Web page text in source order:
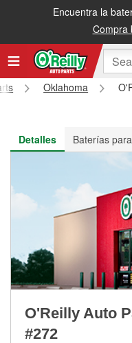
Encuentra la
Compra
Recibe tu orden gratis
Oklahoma
Detalles
Baterías
O'Reilly Auto
#272